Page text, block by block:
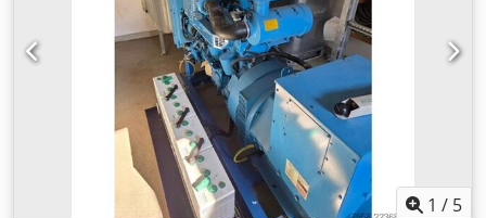
Hinweis zur Produktsicherheit (GPSR): Dieses Produkt
wurde nachweislich vor dem 13. Dezember 2024 in der
Europäischen Union rechtmäßig in den Verkehr gebracht.
Es fällt daher gemäß Art. 54 der EU-Verordnung 2023/988
(GPSR) unter die gesetzliche Übergangsregelung für
Altbestände. Die Pflicht zur nachträglichen Erfassung und
Anzeige digitaler Hersteller-Kontaktdaten (wie z. B.
spezifischer E-Mail-Adressen) oder moderner Online-
Gefahrenhinweise im Inserat entfällt für diesen Artikel.1 / 5